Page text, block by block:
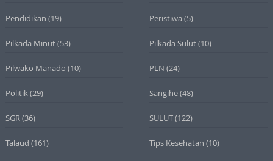
Pendidikan (19) Peristiwa (5)
Pilkada Minut(53) Pilkada Sulut(10)
Pilwako Manado (10) PLN (24)
Politik(29) Sangihe(48)
SGR(36) SULUT(122)
Talaud (161) Tips Kesehatan (10)